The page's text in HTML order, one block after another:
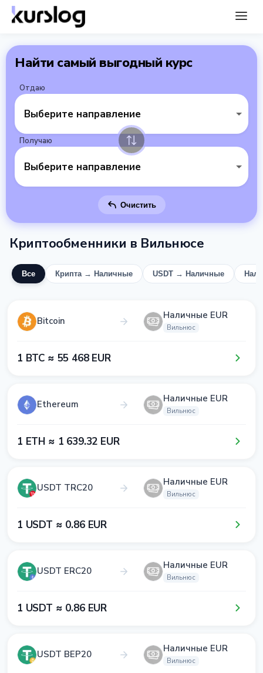
Найти самый выгодный курс
Отдаю
Выберите направление
Получаю
Выберите направление
Очистить
Криптообменники в Вильнюсе
Все Крипта → Наличные USDT → Наличные
Bitcoin Наличные EUR
Вильнюс
1​ BTC ≈ 5​5​ 4​6​8​ EUR
Ethereum Наличные EUR
Вильнюс
1​ ETH ≈ 1​ 6​3​9​.3​2​ EUR
USDT TRC20 Наличные EUR
Вильнюс
1​ USDT ≈ 0​.8​6​ EUR
USDT ERC20 Наличные EUR
Вильнюс
1​ USDT ≈ 0​.8​6​ EUR
USDT BEP20 Наличные EUR
Вильнюс